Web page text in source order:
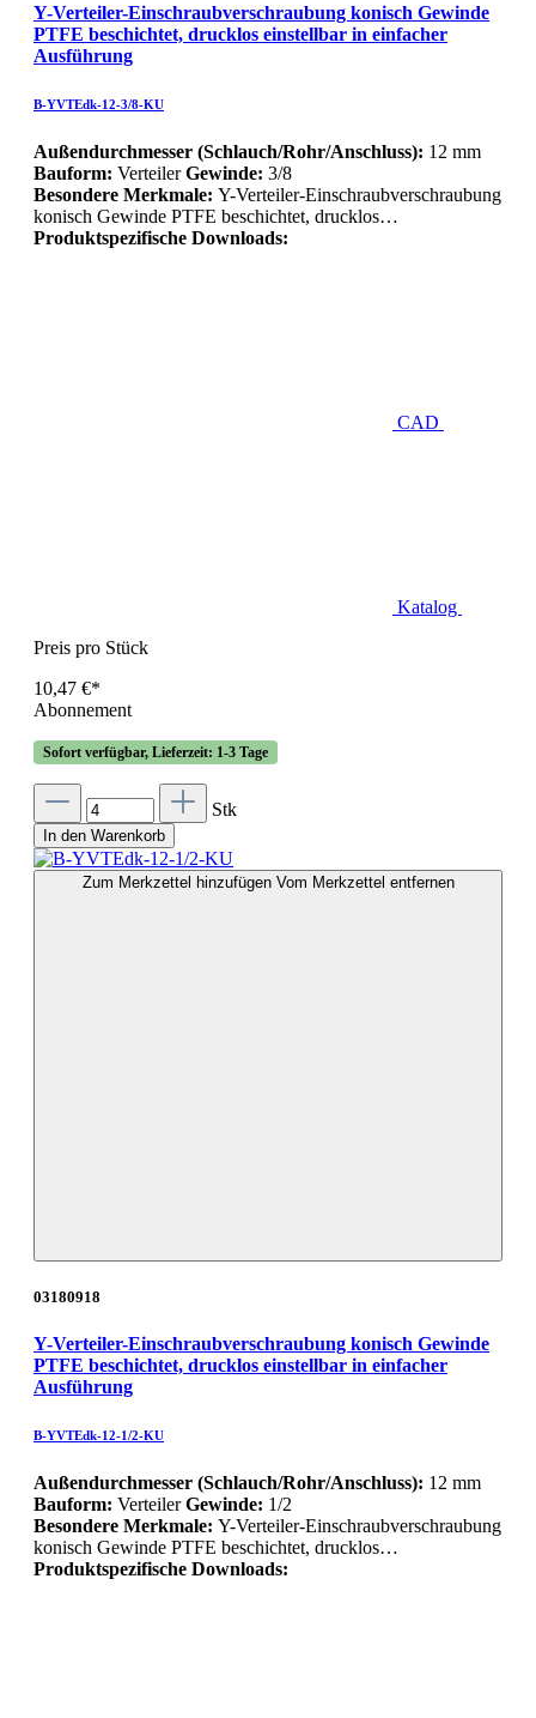
Y-Verteiler-Einschraubverschraubung konisch Gewinde
PTFE beschichtet, drucklos einstellbar in einfacher
Ausführung
B-YVTEdk-12-3/8-KU
Außendurchmesser (Schlauch/Rohr/Anschluss): 12 mm
Bauform: VerteilerGewinde: 3/8
Besondere Merkmale: Y-Verteiler-Einschraubverschraubung
konisch Gewinde PTFE beschichtet, drucklos…
Produktspezifische Downloads:
CAD
Katalog
Preis pro Stück
10,47 €*
Abonnement
Sofort verfügbar, Lieferzeit: 1-3 Tage
Stk
In den Warenkorb
Zum Merkzettel hinzufügen Vom Merkzettel entfernen
03180918
Y-Verteiler-Einschraubverschraubung konisch Gewinde
PTFE beschichtet, drucklos einstellbar in einfacher
Ausführung
B-YVTEdk-12-1/2-KU
Außendurchmesser (Schlauch/Rohr/Anschluss): 12 mm
Bauform: VerteilerGewinde: 1/2
Besondere Merkmale: Y-Verteiler-Einschraubverschraubung
konisch Gewinde PTFE beschichtet, drucklos…
Produktspezifische Downloads: